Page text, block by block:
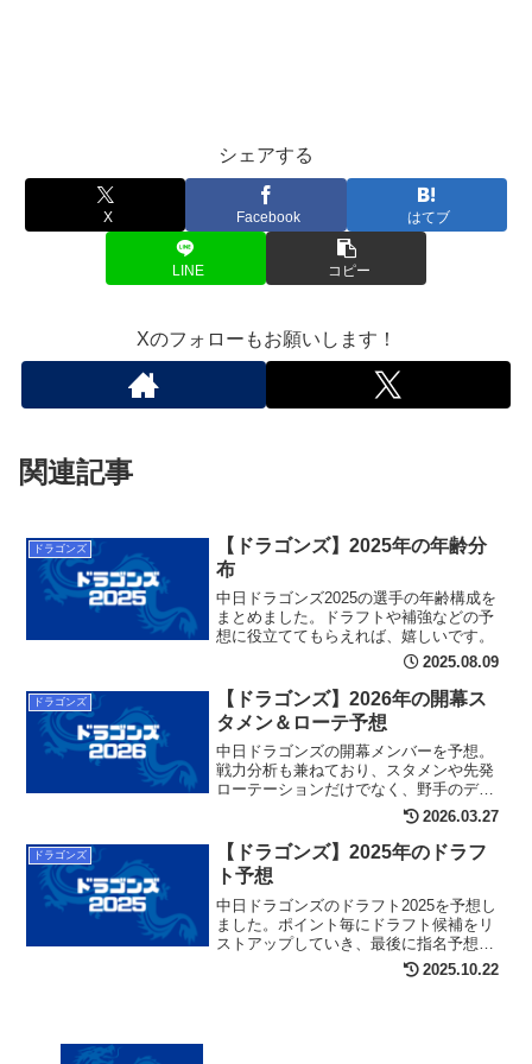
シェアする
X Facebook はてブ
LINE コピー
Xのフォローもお願いします！
関連記事
ドラゴンズ
【ドラゴンズ】2025年の年齢分
布
中日ドラゴンズ2025の選手の年齢構成を
まとめました。ドラフトや補強などの予
想に役立ててもらえれば、嬉しいです。
2025.08.09
ドラゴンズ
【ドラゴンズ】2026年の開幕ス
タメン＆ローテ予想
中日ドラゴンズの開幕メンバーを予想。
戦力分析も兼ねており、スタメンや先発
ローテーションだけでなく、野手のデプ
スやブルペン陣、故障者情報についても
2026.03.27
ドラゴンズ
【ドラゴンズ】2025年のドラフ
ト予想
中日ドラゴンズのドラフト2025を予想し
ました。ポイント毎にドラフト候補をリ
ストアップしていき、最後に指名予想を
2025.10.22